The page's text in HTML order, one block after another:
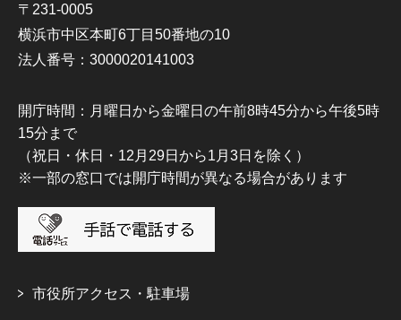
〒231-0005
横浜市中区本町6丁目50番地の10
法人番号：3000020141003
開庁時間：月曜日から金曜日の午前8時45分から午後5時
15分まで
（祝日・休日・12月29日から1月3日を除く）
※一部の窓口では開庁時間が異なる場合があります
市役所アクセス・駐車場